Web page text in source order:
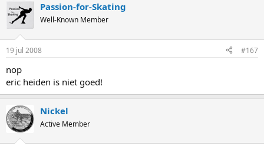
Passion-for-Skating
Well-Known Member
19 jul 2008 #167
nop
eric heiden is niet goed!
Nickel
Active Member